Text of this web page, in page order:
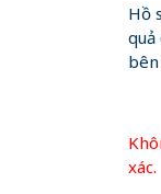
Hồ
quả
xác.